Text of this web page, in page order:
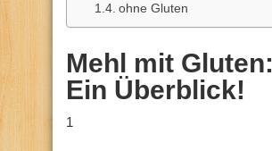
ohne Gluten
Mehl mit Gluten:
Ein Überblick!
1